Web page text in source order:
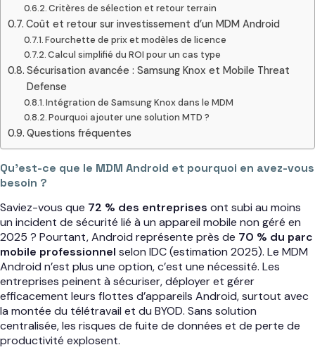
Critères de sélection et retour terrain
Coût et retour sur investissement d’un MDM Android
Fourchette de prix et modèles de licence
Calcul simplifié du ROI pour un cas type
Sécurisation avancée : Samsung Knox et Mobile Threat
Defense
Intégration de Samsung Knox dans le MDM
Pourquoi ajouter une solution MTD ?
Questions fréquentes
Qu’est-ce que le MDM Android et pourquoi en avez-vous
besoin ?
Saviez-vous que 72 % des entreprises ont subi au moins
un incident de sécurité lié à un appareil mobile non géré en
2025 ? Pourtant, Android représente près de 70 % du parc
mobile professionnel selon IDC (estimation 2025). Le MDM
Android n’est plus une option, c’est une nécessité. Les
entreprises peinent à sécuriser, déployer et gérer
efficacement leurs flottes d’appareils Android, surtout avec
la montée du télétravail et du BYOD. Sans solution
centralisée, les risques de fuite de données et de perte de
productivité explosent.